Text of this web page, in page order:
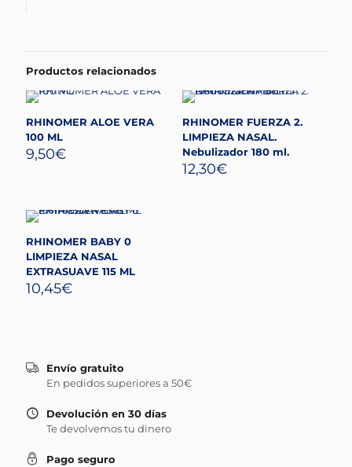
Productos relacionados
RHINOMER ALOE VERA
100 ML
9,50€
RHINOMER FUERZA 2.
LIMPIEZA NASAL.
Nebulizador 180 ml.
12,30€
RHINOMER BABY 0
LIMPIEZA NASAL
EXTRASUAVE 115 ML
10,45€
Envío gratuito
En pedidos superiores a 50€
Devolución en 30 días
Te devolvemos tu dinero
Pago seguro